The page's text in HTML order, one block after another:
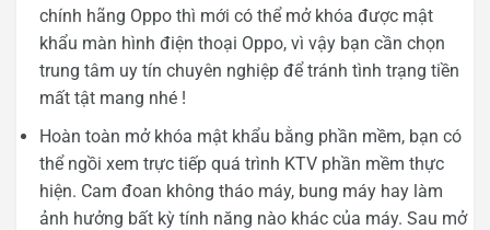
chính hãng Oppo thì mới có thể mở khóa được mật
khẩu màn hình điện thoại Oppo, vì vậy bạn cần chọn
trung tâm uy tín chuyên nghiệp để tránh tình trạng tiền
mất tật mang nhé !
Hoàn toàn mở khóa mật khẩu bằng phần mềm, bạn có
thể ngồi xem trực tiếp quá trình KTV phần mềm thực
hiện. Cam đoan không tháo máy, bung máy hay làm
ảnh hưởng bất kỳ tính năng nào khác của máy. Sau mở